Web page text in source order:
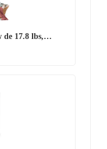
de 17.8 lbs,…